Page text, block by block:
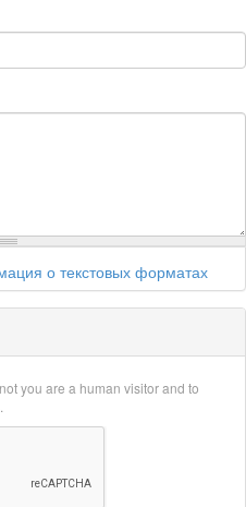
о текстовых форматах
you are a human visitor and to